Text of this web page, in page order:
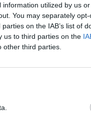
utilized by us
You may separately
on the IAB’s list of
us to third parties on the
third parties.
παραμελήσει.
τους.
κυρίως τα
κάνετε. Εχετε τα
θα